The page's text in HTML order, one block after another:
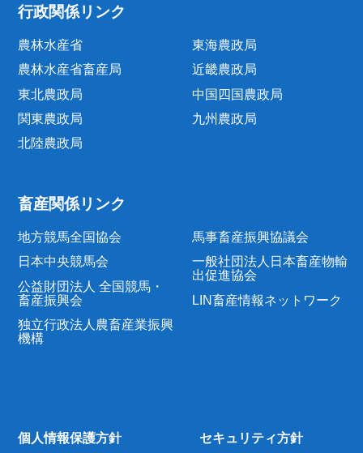
行政関係リンク
農林水産省
農林水産省畜産局
東北農政局
関東農政局
北陸農政局
東海農政局
近畿農政局
中国四国農政局
九州農政局
畜産関係リンク
地方競馬全国協会
日本中央競馬会
公益財団法人 全国競馬・
畜産振興会
独立行政法人農畜産業振興
機構
馬事畜産振興協議会
一般社団法人日本畜産物輸
出促進協会
LIN畜産情報ネットワーク
個人情報保護方針 セキュリティ方針